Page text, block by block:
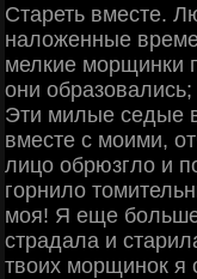
Стареть вместе.
наложенные
мелкие морщинки
они
Эти милые седые
вместе с моими,
лицо обрюзгло и
горнило
моя! Я еще
страдала и
твоих морщинок